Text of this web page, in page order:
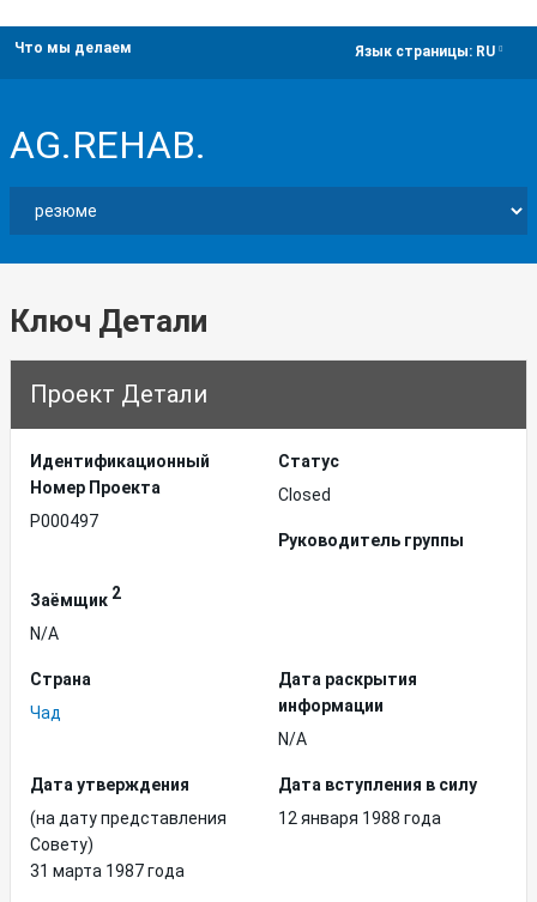
Что мы делаем Язык страницы: RU
AG.REHAB.
Ключ Детали
Проект Детали
Идентификационный
Hомер Проекта
P000497
Статус
Closed
Руководитель группы
Заёмщик 2
N/A
Страна
Чад
Дата раскрытия
информации
N/A
Дата утверждения
(на дату представления
Совету)
31 марта 1987 года
Дата вступления в силу
12 января 1988 года